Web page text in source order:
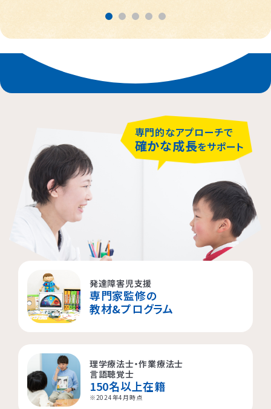
専門的なアプローチで
確かな成長をサポート
発達障害児支援
専門家監修の
教材&プログラム
理学療法士・作業療法士
言語聴覚士
150名以上在籍
※2024年4月時点
富士見市
所沢市
千代田区
八王子市
杉並区
大田区
荒川区
相模原市緑区
川崎市多摩区
横浜市緑区
横浜市都筑区
横浜市旭区
横浜市青葉区
堺市堺区
大阪市東淀川区
大阪市都島区